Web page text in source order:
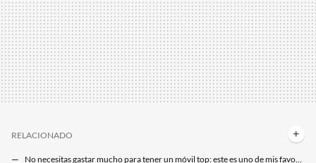
RELACIONADO
No necesitas gastar mucho para tener un móvil top: este es uno de mis favoritas y te sale por poco más de 300 euros